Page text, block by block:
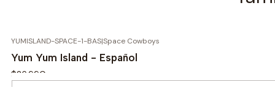
YUMISLAND-SPACE-1-BAS|Space Cowboys
Yum Yum Island - Español
$26.990